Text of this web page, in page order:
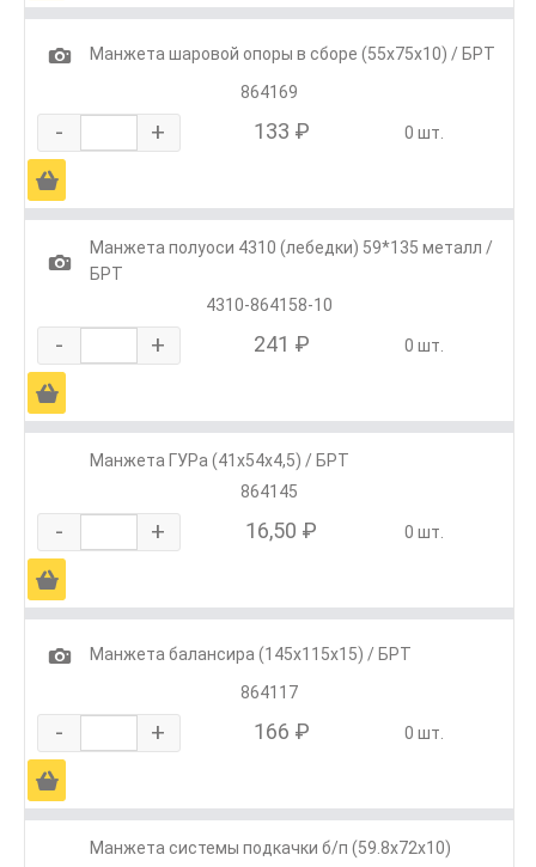
1
Манжета шаровой опоры в сборе (55х75х10) / БРТ
864169
- + 133 ₽ 0 шт.
Ä
1
Манжета полуоси 4310 (лебедки) 59*135 металл /
БРТ
4310-864158-10
- + 241 ₽ 0 шт.
Ä
Манжета ГУРа (41х54х4,5) / БРТ
864145
- + 16,50 ₽ 0 шт.
Ä
1
Манжета балансира (145х115х15) / БРТ
864117
- + 166 ₽ 0 шт.
Ä
Манжета системы подкачки б/п (59.8х72х10)